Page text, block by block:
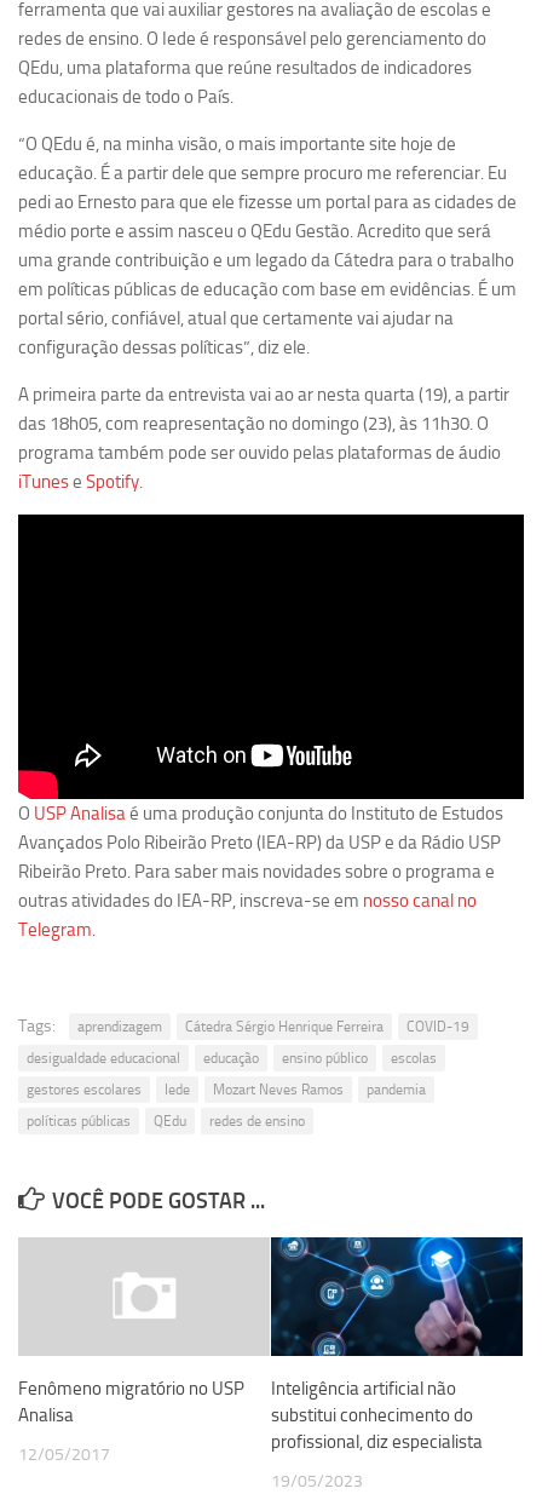
ferramenta que vai auxiliar gestores na avaliação de escolas e
redes de ensino. O Iede é responsável pelo gerenciamento do
QEdu, uma plataforma que reúne resultados de indicadores
educacionais de todo o País.
“O QEdu é, na minha visão, o mais importante site hoje de
educação. É a partir dele que sempre procuro me referenciar. Eu
pedi ao Ernesto para que ele fizesse um portal para as cidades de
médio porte e assim nasceu o QEdu Gestão. Acredito que será
uma grande contribuição e um legado da Cátedra para o trabalho
em políticas públicas de educação com base em evidências. É um
portal sério, confiável, atual que certamente vai ajudar na
configuração dessas políticas”, diz ele.
A primeira parte da entrevista vai ao ar nesta quarta (19), a partir
das 18h05, com reapresentação no domingo (23), às 11h30. O
programa também pode ser ouvido pelas plataformas de áudio
iTunese Spotify.
O USP Analisaé uma produção conjunta do Instituto de Estudos
Avançados Polo Ribeirão Preto (IEA-RP) da USP e da Rádio USP
Ribeirão Preto. Para saber mais novidades sobre o programa e
outras atividades do IEA-RP, inscreva-se em nosso canal no
Telegram.
Tags: aprendizagem Cátedra Sérgio Henrique Ferreira
COVID-19
desigualdade educacional
educação ensino público
escolas
gestores escolares
Iede Mozart Neves Ramos
pandemia
políticas públicas
QEdu redes de ensino
VOCÊ PODE GOSTAR ...
Fenômeno migratório no USP
Analisa
12/05/2017
Inteligência artificial não
substitui conhecimento do
profissional, diz especialista
19/05/2023